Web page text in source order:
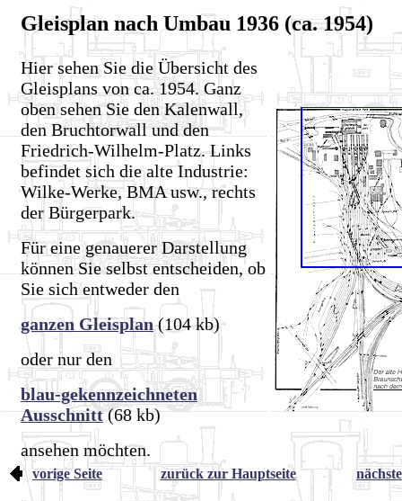
Gleisplan nach Umbau 1936 (ca. 1954)
Hier sehen Sie die Übersicht des
Gleisplans von ca. 1954. Ganz
oben sehen Sie den Kalenwall,
den Bruchtorwall und den
Friedrich-Wilhelm-Platz. Links
befindet sich die alte Industrie:
Wilke-Werke, BMA usw., rechts
der Bürgerpark.
Für eine genauerer Darstellung
können Sie selbst entscheiden, ob
Sie sich entweder den
ganzen Gleisplan(104 kb)
oder nur den
blau-gekennzeichneten
Ausschnitt(68 kb)
ansehen möchten.
vorige Seite zurück zur Hauptseite